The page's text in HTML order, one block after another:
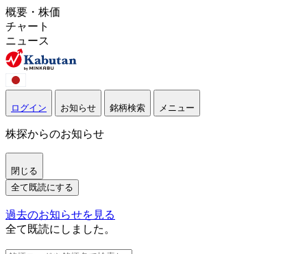
概要・株価
チャート
ニュース
ログイン お知らせ 銘柄検索 メニュー
株探からのお知らせ
閉じる
全て既読にする
過去のお知らせを見る
全て既読にしました。